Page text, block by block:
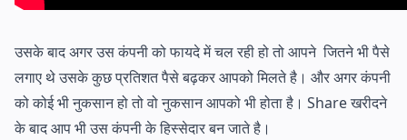
उसके बाद अगर उस कंपनी को फायदे में चल रही हो तो आपने जितने भी पैसे
लगाए थे उसके कुछ प्रतिशत पैसे बढ़कर आपको मिलते है। और अगर कंपनी
को कोई भी नुकसान हो तो वो नुकसान आपको भी होता है। Share खरीदने
के बाद आप भी उस कंपनी के हिस्सेदार बन जाते है।